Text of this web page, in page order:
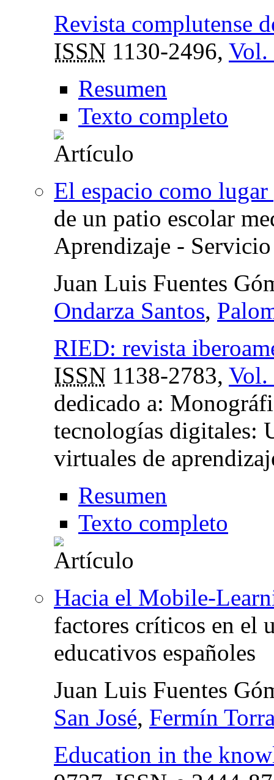
Revista complutense
ISSN 1130-2496, Vol.
Resumen
Texto completo
El espacio como
de un patio escolar
Aprendizaje - Servicio
Juan Luis Fuentes
Ondarza Santos,
RIED: revista
ISSN 1138-2783, Vol.
dedicado a:
tecnologías digitales:
virtuales de
Resumen
Texto completo
Hacia el Mobile-
factores críticos en el
educativos españoles
Juan Luis Fuentes
San José, Fermín
Education in the